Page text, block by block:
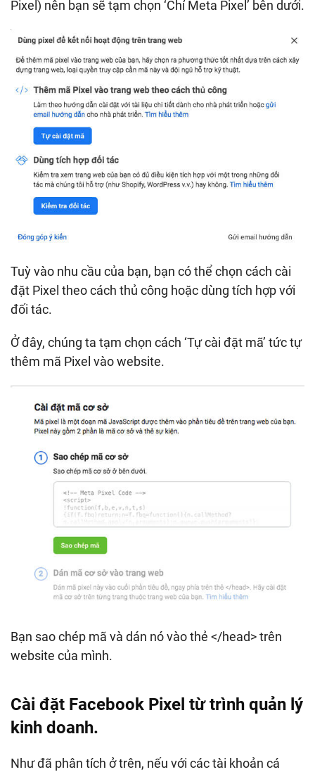
Pixel) nên bạn sẽ tạm chọn ‘Chỉ Meta Pixel’ bên dưới.
Tuỳ vào nhu cầu của bạn, bạn có thể chọn cách cài
đặt Pixel theo cách thủ công hoặc dùng tích hợp với
đối tác.
Ở đây, chúng ta tạm chọn cách ‘Tự cài đặt mã’ tức tự
thêm mã Pixel vào website.
Bạn sao chép mã và dán nó vào thẻ </head> trên
website của mình.
Cài đặt Facebook Pixel từ trình quản lý
kinh doanh.
Như đã phân tích ở trên, nếu với các tài khoản cá